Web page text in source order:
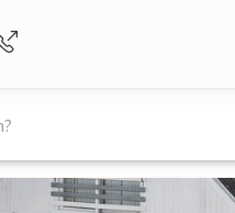
+4940688715475